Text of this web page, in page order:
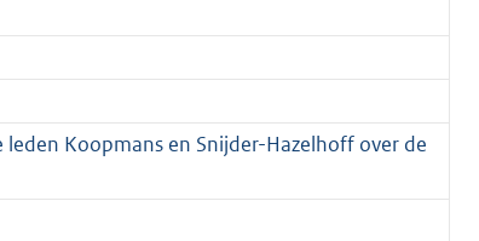
Koopmans en Snijder-Hazelhoff over de